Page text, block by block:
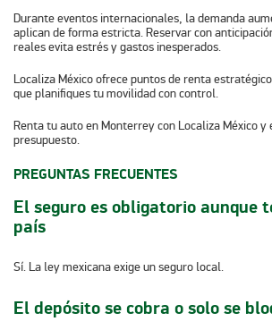
Durante eventos internacionales, la demanda
aplican de forma estricta. Reservar con
reales evita estrés y gastos inesperados.
Localiza México ofrece puntos de renta
que planifiques tu movilidad con control.
Renta tu auto en Monterrey con Localiza México y
presupuesto.
PREGUNTAS FRECUENTES
El seguro es obligatorio aunque
país
Sí. La ley mexicana exige un seguro local.
El depósito se cobra o solo se